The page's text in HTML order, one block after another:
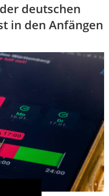
deutschen
in den Anfängen